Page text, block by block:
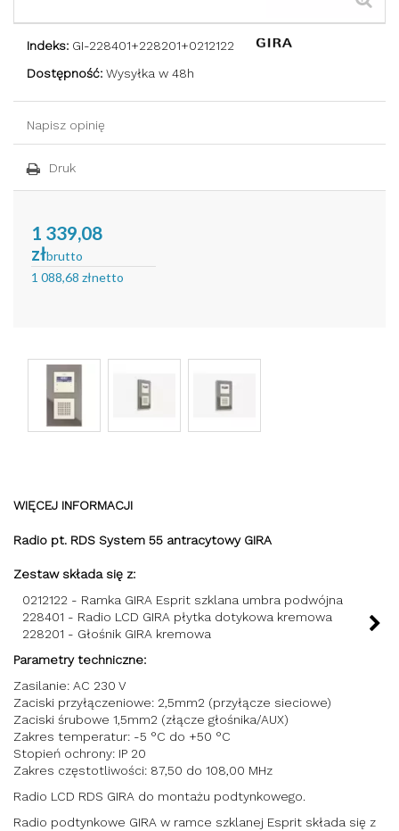
Indeks: GI-228401+228201+0212122
Dostępność: Wysyłka w 48h
Napisz opinię
Druk
1 339,08
złbrutto
1 088,68 złnetto
WIĘCEJ INFORMACJI
Radio pt. RDS System 55 antracytowy GIRA
Zestaw składa się z:
0212122 - Ramka GIRA Esprit szklana umbra podwójna
228401 - Radio LCD GIRA płytka dotykowa kremowa
228201 - Głośnik GIRA kremowa
Parametry techniczne:
Zasilanie: AC 230 V
Zaciski przyłączeniowe: 2,5mm2 (przyłącze sieciowe)
Zaciski śrubowe 1,5mm2 (złącze głośnika/AUX)
Zakres temperatur: -5 °C do +50 °C
Stopień ochrony: IP 20
Zakres częstotliwości: 87,50 do 108,00 MHz
Radio LCD RDS GIRA do montażu podtynkowego.
Radio podtynkowe GIRA w ramce szklanej Esprit składa się z